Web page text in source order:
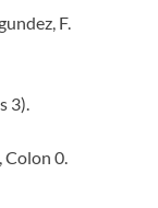
F.
3).
Colon 0.